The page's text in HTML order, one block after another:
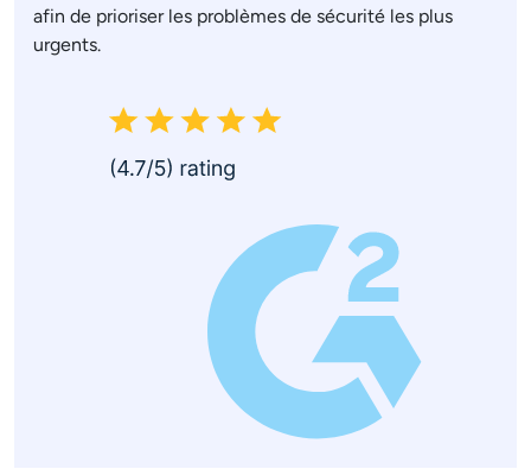
afin de prioriser les problèmes de sécurité les plus
urgents.